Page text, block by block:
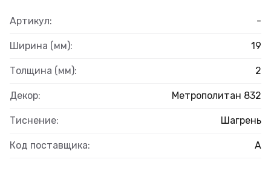
Артикул: -
Ширина (мм): 19
Толщина (мм): 2
Декор: Метрополитан 832
Тиснение: Шагрень
Код поставщика: А